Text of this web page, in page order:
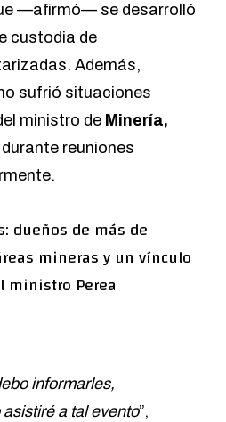
—afirmó— se desarrolló
custodia de
Además,
sufrió situaciones
ministro de Minería,
durante reuniones
dueños de más de
mineras y un vínculo
Perea
informarles,
a tal evento”,